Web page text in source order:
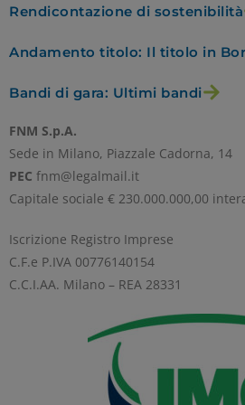
Rendicontazione di sostenibilità
Andamento titolo: Il titolo in
Bandi di gara: Ultimi bandi
FNM S.p.A.
Sede in Milano, Piazzale Cadorna, 14
PEC fnm@legalmail.it
Capitale sociale € 230.000.000,00
Iscrizione Registro Imprese
C.F.e P.IVA 00776140154
C.C.I.AA. Milano – REA 28331